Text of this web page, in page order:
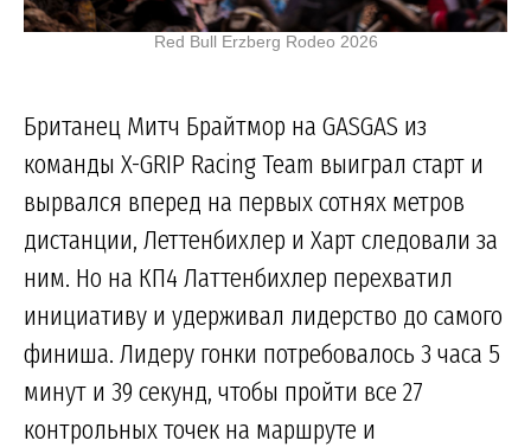
Red Bull Erzberg Rodeo 2026
Британец Митч Брайтмор на GASGAS из
команды X-GRIP Racing Team выиграл старт и
вырвался вперед на первых сотнях метров
дистанции, Леттенбихлер и Харт следовали за
ним. Но на КП4 Латтенбихлер перехватил
инициативу и удерживал лидерство до самого
финиша. Лидеру гонки потребовалось 3 часа 5
минут и 39 секунд, чтобы пройти все 27
контрольных точек на маршруте и